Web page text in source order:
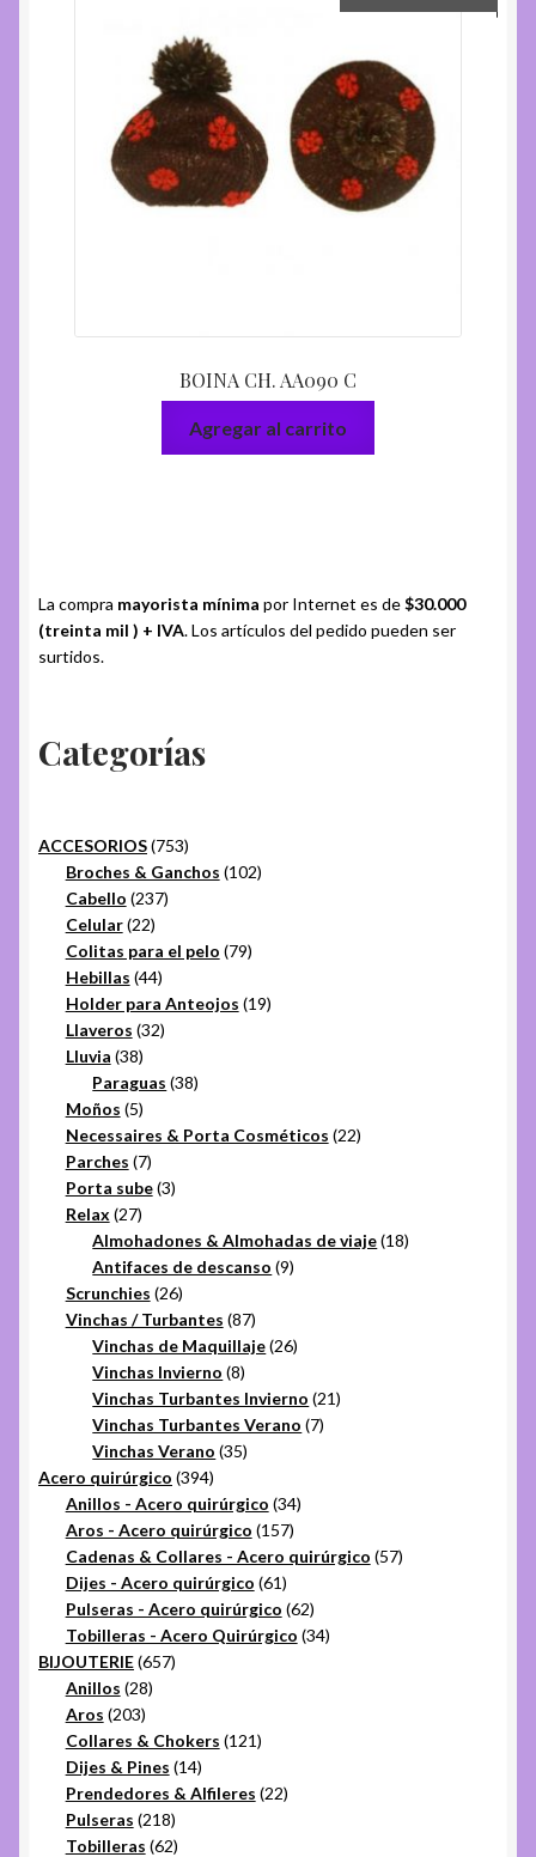
BOINA CH. AA090 C
Agregar al carrito
La compra mayorista mínima por Internet es de$30.000
(treinta mil ) + IVA. Los artículos del pedido pueden ser
surtidos.
Categorías
ACCESORIOS 753753
productos
Broches & Ganchos 102102
Cabello 237237
Celular 2222
productos
Colitas para el pelo 7979
Hebillas 4444
productos
Holder para Anteojos 1919
Llaveros 3232
Lluvia 3838
productos
Paraguas 3838
Moños 55
productos
Necessaires & Porta Cosméticos 2222
Parches 77
productos
Porta sube 33
Relax 2727
productos
Almohadones & Almohadas de viaje 1818
Antifaces de descanso 99
Scrunchies 2626
productos
Vinchas / Turbantes 8787
productos
Vinchas de Maquillaje 2626
Vinchas Invierno 88
productos
Vinchas Turbantes Invierno 2121
Vinchas Turbantes Verano 77
Vinchas Verano 3535
Acero quirúrgico 394394
productos
Anillos - Acero quirúrgico 3434
Aros - Acero quirúrgico 157157
productos
Cadenas & Collares - Acero quirúrgico 5757
Dijes - Acero quirúrgico 6161
productos
Pulseras - Acero quirúrgico 6262
productos
Tobilleras - Acero Quirúrgico 3434
BIJOUTERIE 657657
Anillos 2828
Aros 203203
productos
Collares & Chokers 121121
Dijes & Pines 1414
productos
Prendedores & Alfileres 2222
Pulseras 218218
productos
Tobilleras 6262